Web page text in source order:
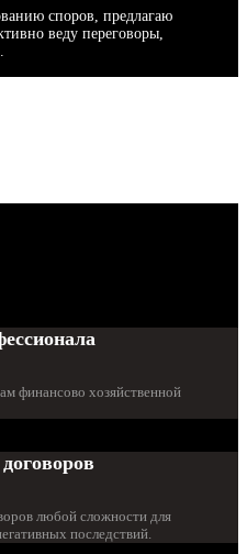
споров, предлагаю
веду переговоры,
финансово хозяйственной
любой сложности для
последствий.